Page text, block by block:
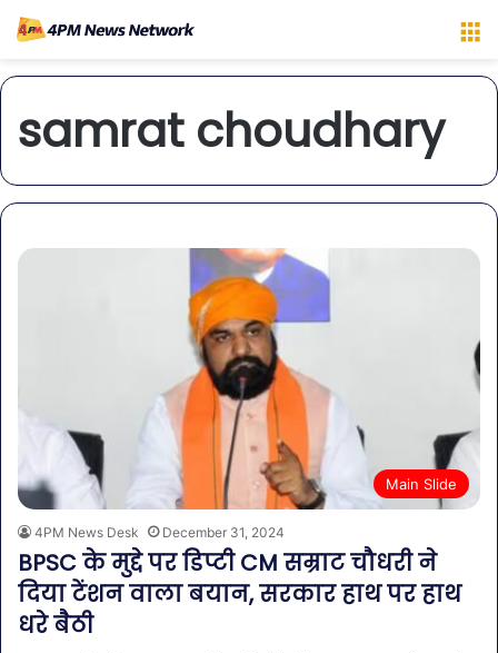
samrat choudhary
Main Slide
4PM News Desk December 31, 2024
BPSC के मुद्दे पर डिप्टी CM सम्राट चौधरी ने
दिया टेंशन वाला बयान, सरकार हाथ पर हाथ
धरे बैठी